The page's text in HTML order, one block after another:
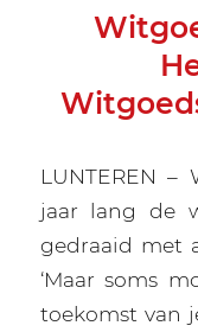
LUNTEREN
jaar lang de
gedraaid met
‘Maar soms
toekomst van